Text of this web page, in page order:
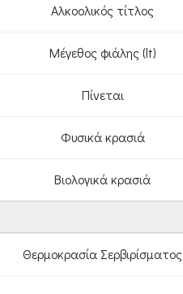
Αλκοολικός τίτλος
Μέγεθος φιάλης (lt)
Πίνεται
Φυσικά κρασιά
Βιολογικά κρασιά
Θερμοκρασία Σερβιρίσματος